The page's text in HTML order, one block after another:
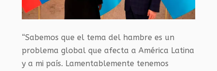
“Sabemos que el tema del hambre es un
problema global que afecta a América Latina
y a mi país. Lamentablemente tenemos